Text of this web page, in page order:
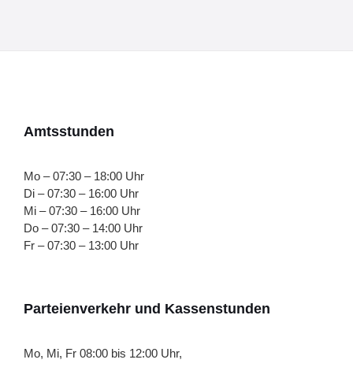
Amtsstunden
Mo – 07:30 – 18:00 Uhr
Di – 07:30 – 16:00 Uhr
Mi – 07:30 – 16:00 Uhr
Do – 07:30 – 14:00 Uhr
Fr – 07:30 – 13:00 Uhr
Parteienverkehr und Kassenstunden
Mo, Mi, Fr 08:00 bis 12:00 Uhr,